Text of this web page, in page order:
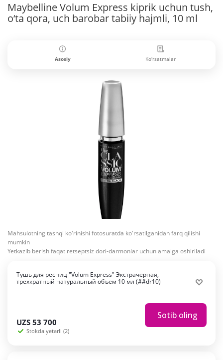
Maybelline Volum Express kiprik uchun tush,
o‘ta qora, uch barobar tabiiy hajmli, 10 ml
Asosiy Ko'rsatmalar
Mahsulotning tashqi ko'rinishi fotosuratda ko'rsatilganidan farq qilishi
mumkin
Yetkazib berish faqat retseptsiz dori-darmonlar uchun amalga oshiriladi
Тушь для ресниц "Volum Express" Экстрачерная,
трехкратный натуральный объем 10 мл (##dr10)
UZS 53 700
Stokda yetarli (2)
Sotib oling